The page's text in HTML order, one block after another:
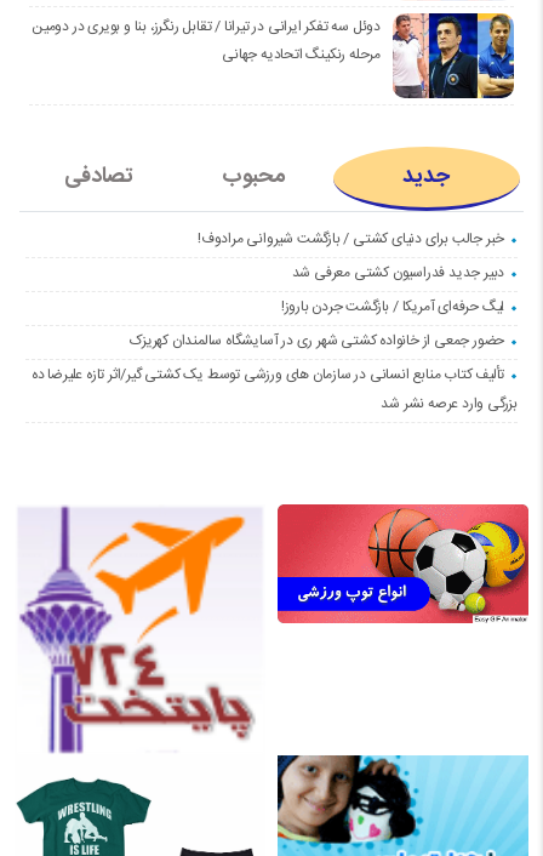
دوئل سه تفکر ایرانی در تیرانا / تقابل رنگرز، بنا و بویری در دومین
مرحله رنکینگ اتحادیه جهانی
جدید محبوب تصادفی
خبر جالب برای دنیای کشتی / بازگشت شیروانی مرادوف!
دبیر جدید فدراسیون کشتی معرفی شد
لیگ حرفه‌ای آمریکا / بازگشت جردن باروز!
حضور جمعی از خانواده کشتی شهر ری در آسایشگاه سالمندان کهریزک
تألیف کتاب منابع انسانی در سازمان های ورزشی توسط یک کشتی گیر/اثر تازه علیرضا ده
بزرگی وارد عرصه نشر شد